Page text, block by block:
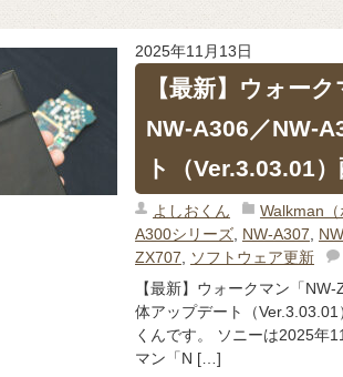
2025年11月13日
【最新】ウォー
NW-A306／NW-
ト（Ver.3.03.01）
よしおくん Walkman（
A300シリーズ, NW-A307
ZX707
ソフトウェア更新
【最新】ウォークマン「
体アップデート（
くんです。 ソニーは2025年
マン「N […]